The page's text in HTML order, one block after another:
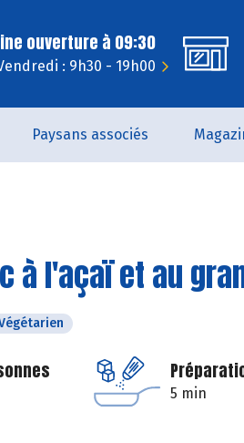
ouverture à 09:30
: 9h30 - 19h00
Paysans associés
à l'açaï et au
5 min